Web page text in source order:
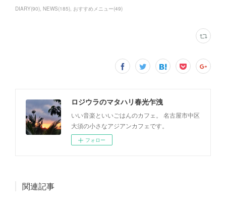
DIARY(90) NEWS(185) おすすめメニュー(49)
ロジウラのマタハリ春光乍洩
いい音楽といいごはんのカフェ。 名古屋市中区
大須の小さなアジアンカフェです。
フォロー
関連記事